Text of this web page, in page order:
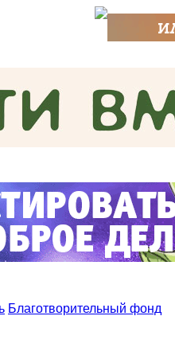
Благотворительный фонд